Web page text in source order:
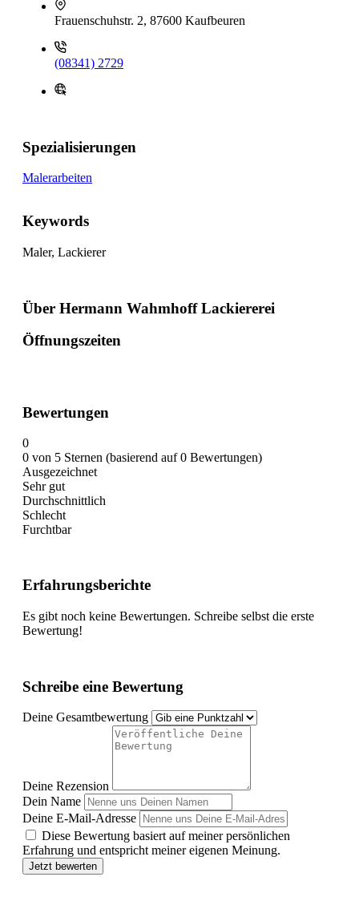
Frauenschuhstr. 2, 87600 Kaufbeuren
(08341) 2729
Spezialisierungen
Malerarbeiten
Keywords
Maler, Lackierer
Über Hermann Wahmhoff Lackiererei
Öffnungszeiten
Bewertungen
0
0 von 5 Sternen (basierend auf 0 Bewertungen)
Ausgezeichnet
Sehr gut
Durchschnittlich
Schlecht
Furchtbar
Erfahrungsberichte
Es gibt noch keine Bewertungen. Schreibe selbst die erste
Bewertung!
Schreibe eine Bewertung
Deine Gesamtbewertung
Deine Rezension
Dein Name
Deine E-Mail-Adresse
Diese Bewertung basiert auf meiner persönlichen
Erfahrung und entspricht meiner eigenen Meinung.
Jetzt bewerten